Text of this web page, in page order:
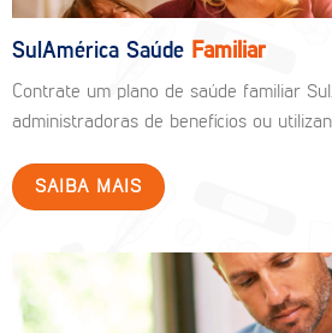
SulAmérica Saúde Familiar
Contrate um plano de saúde familiar
administradoras de benefícios ou
SAIBA MAIS